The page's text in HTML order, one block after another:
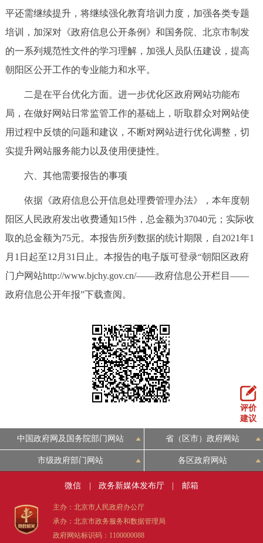
平还需继续提升，将继续强化教育培训力度，加强各类专题
培训，加深对《政府信息公开条例》和国务院、北京市制发
的一系列规范性文件的学习理解，加强人员队伍建设，提高
朝阳区公开工作的专业能力和水平。
二是在平台优化方面。进一步优化区政府网站功能布
局，在做好网站日常监管工作的基础上，听取群众对网站使
用过程中反馈的问题和建议，不断对网站进行优化调整，切
实提升网站服务能力以及使用便捷性。
六、其他需要报告的事项
依据《政府信息公开信息处理费管理办法》，本年度朝
阳区人民政府发出收费通知15件，总金额为37040元；实际收
取的总金额为75元。本报告所列数据的统计期限，自2021年1
月1日起至12月31日止。本报告的电子版可登录“朝阳区政府
门户网站http://www.bjchy.gov.cn/——政府信息公开栏目——
政府信息公开年报”下载查阅。
评价
建议
中国政府网及国务院部门网站 省（区市）政府网站
市级政府部门网站 各区政府网站
微信 政务新媒体发布厅 邮箱
主办：北京市人民政府办公厅
承办：北京市政务服务和数据管理局
政府网站标识码：1100000088